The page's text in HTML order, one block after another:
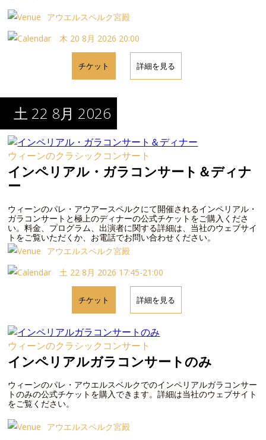
アウエルスペルク宮殿
木 20 8月 2026 20:00
チケット 詳細を見る
土 22 8月 2026
ウィーンのクラシックコンサート
インペリアル・ガラコンサート＆ディナ
ー
ウィーンのパレ・アウアースペルクにて開催されるインペリアル・
ガラコンサートと極上のディナーの公式チケットをご購入くださ
い。料金、プログラム、出演者に関する詳細は、当社のウェブサイ
トをご覧いただくか、お電話でお問い合わせください。
アウエルスペルク宮殿
土 22 8月 2026 17:45-21:00
チケット 詳細を見る
ウィーンのクラシックコンサート
インペリアルガラコンサートのみ
ウィーンのパレ・アウエルスベルクでのインペリアルガラコンサー
トのみの公式チケットを購入できます。詳細は当社のウェブサイト
をご覧ください。
アウエルスペルク宮殿